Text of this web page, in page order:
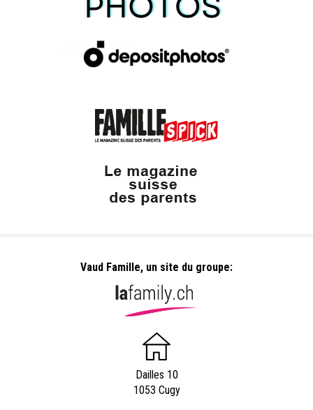
Vaud Famille, un site du groupe:
Dailles 10
1053 Cugy